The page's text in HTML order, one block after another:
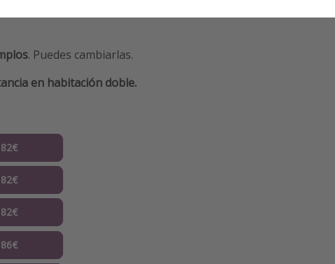
. Puedes cambiarlas.
en habitación doble.